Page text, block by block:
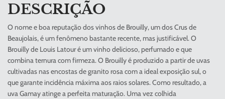
DESCRIÇÃO
O nome e boa reputação dos vinhos de Brouilly, um dos Crus de
Beaujolais, é um fenômeno bastante recente, mas justificável. O
Brouilly de Louis Latour é um vinho delicioso, perfumado e que
combina ternura com firmeza. O Brouilly é produzido a partir de uvas
cultivadas nas encostas de granito rosa com a ideal exposição sul, o
que garante incidência máxima aos raios solares. Como resultado, a
uva Gamay atinge a perfeita maturação. Uma vez colhida